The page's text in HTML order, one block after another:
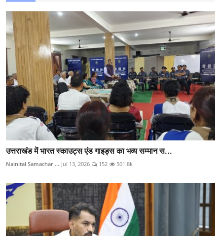
उत्तराखंड में भारत स्काउट्स एंड गाइड्स का भव्य सम्मान स...
Nainital Samachar ... Jul 13, 2026 152 501.8k